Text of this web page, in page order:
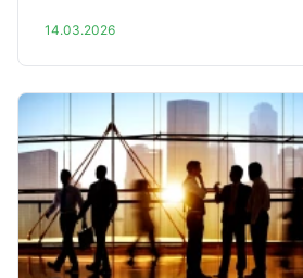
14.03.2026